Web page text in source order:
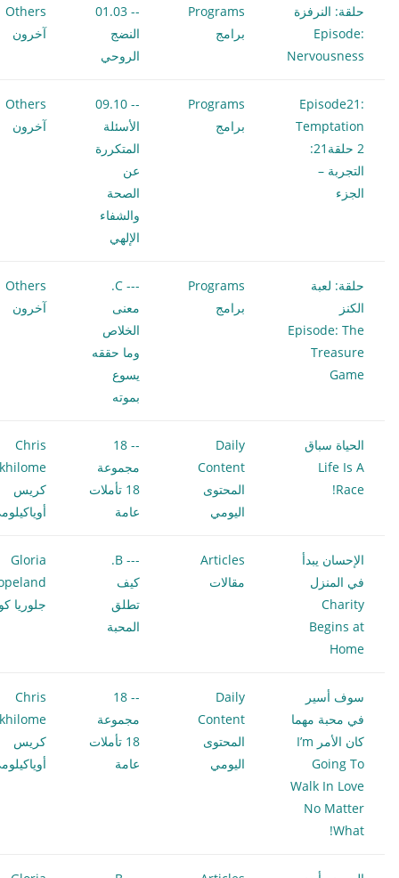
حلقة: النرفزة
Episode:
Nervousness
Programs
برامج
-- 01.03
النضج
الروحي
Others
آخرون
Episode21:
Temptation
2 حلقة21:
التجربة –
الجزء
Programs
برامج
-- 09.10
الأسئلة
المتكررة
عن
الصحة
والشفاء
الإلهي
Others
آخرون
حلقة: لعبة
الكنز
Episode: The
Treasure
Game
Programs
برامج
--- C.
معنى
الخلاص
وما حققه
يسوع
بموته
Others
آخرون
الحياة سباق
Life Is A
Race!
Daily
Content
المحتوى
اليومي
-- 18
مجموعة
18 تأملات
عامة
Chris
كريس
الإحسان يبدأ
في المنزل
Charity
Begins at
Home
Articles
مقالات
--- B.
كيف
تطلق
المحبة
Gloria
جلوريا
سوف أسير
في محبة مهما
كان الأمر I’m
Going To
Walk In Love
No Matter
What!
Daily
Content
المحتوى
اليومي
-- 18
مجموعة
18 تأملات
عامة
Chris
كريس